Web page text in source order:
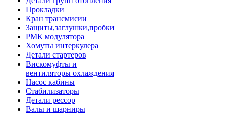
Прокладки
Кран трансмисии
Защиты,заглушки,пробки
РМК модулятора
Хомуты интеркулера
Детали стартеров
Вискомуфты и
вентиляторы охлаждения
Насос кабины
Стабилизаторы
Детали рессор
Валы и шарниры